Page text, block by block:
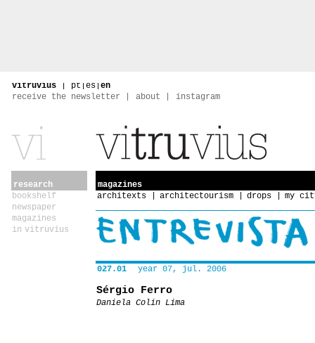
vitruvius | pt | es | en
receive the newsletter
about instagram
research
bookshelf
newspaper
magazines
in vitruvius
magazines
architexts
architectourism drops my
027.01 year 07, jul. 2006
Sérgio Ferro
Daniela Colin Lima